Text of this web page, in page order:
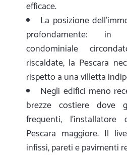
efficace.
La posizione
profondamente: in
condominiale
riscaldate, la Pescara
rispetto a una villetta
Negli edifici meno
brezze costiere dove
frequenti, l'installatore
Pescara maggiore. Il
infissi, pareti e pavimenti